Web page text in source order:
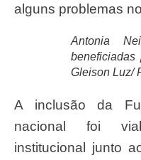
alguns problemas
Antonia
beneficiadas
Gleison Luz/
A inclusão da Fundhacre na mobilização
nacional foi
institucional junto